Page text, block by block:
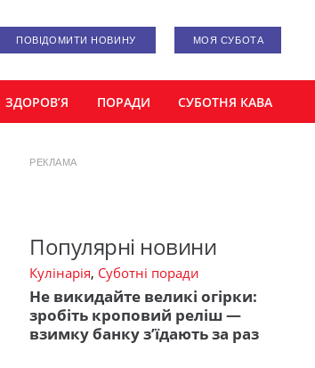
ПОВІДОМИТИ НОВИНУ МОЯ СУБОТА
ЗДОРОВ’Я ПОРАДИ СУБОТНЯ КАВА
РЕКЛАМА
Популярні новини
Кулінарія, Суботні поради
Не викидайте великі огірки:
зробіть кроповий реліш —
взимку банку з’їдають за раз